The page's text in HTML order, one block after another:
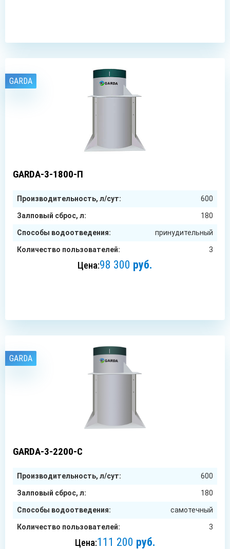
GARDA
GARDA-3-1800-П
Производительность, л/сут: 600
Залповый сброс, л: 180
Способы водоотведения: принудительный
Количество пользователей: 3
Цена:98 300 руб.
GARDA
GARDA-3-2200-C
Производительность, л/сут: 600
Залповый сброс, л: 180
Способы водоотведения: самотечный
Количество пользователей: 3
Цена:111 200 руб.